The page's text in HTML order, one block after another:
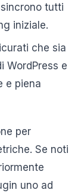
tutti
iniziale.
che sia
WordPress e
e piena
per
Se noti
uno ad